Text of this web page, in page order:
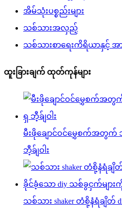
အိမ်သုံးပစ္စည်းများ
သစ်သားအလှည့်
သစ်သားစာရေးကိရိယာနှင့် အား
ထူးခြားချက် ထုတ်ကုန်များ
မီးဖိုချောင်ဝင်မွှေစက်အတွက်
ဘီ့ခ်ျဝါး
သစ်သား shaker တံစို့နံရံချိတ်